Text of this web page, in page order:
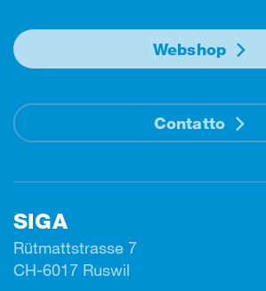
Webshop
Contatto
SIGA
Rütmattstrasse 7
CH-6017 Ruswil